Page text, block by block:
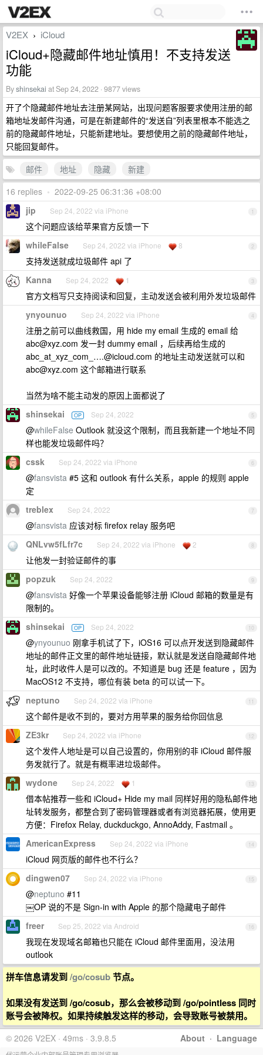
V2EX › iCloud
iCloud+隐藏邮件地址慎用！不支持发送
功能
Byshinsekai at Sep 24, 2022 · 9877 views
开了个隐藏邮件地址去注册某网站，出现问题客服要求使用注册的邮
箱地址发邮件沟通，可是在新建邮件的“发送自”列表里根本不能选之
前的隐藏邮件地址，只能新建地址。要想使用之前的隐藏邮件地址，
只能回复邮件。
邮件
地址 隐藏
新建
16 replies • 2022-09-25 06:31:36 +08:00
1
jip Sep 24, 2022 via iPhone
这个问题应该给苹果官方反馈一下
2
whileFalse Sep 24, 2022 via iPhone 8
支持发送就成垃圾邮件 api 了
3
Kanna Sep 24, 2022 1
官方文档写只支持阅读和回复，主动发送会被利用外发垃圾邮件
4
ynyounuo Sep 24, 2022 via iPhone
注册之前可以曲线救国，用 hide my email 生成的 email 给
abc@xyz.com 发一封 dummy email ，后续再给生成的
abc_at_xyz_com_….@icloud.com 的地址主动发送就可以和
abc@xyz.com 这个邮箱进行联系
当然为啥不能主动发的原因上面都说了
5
shinsekai OP Sep 24, 2022
@whileFalse Outlook 就没这个限制，而且我新建一个地址不同
样也能发垃圾邮件吗？
6
cssk Sep 24, 2022 via iPhone
@fansvista #5 这和 outlook 有什么关系，apple 的规则 apple
定
7
treblex Sep 24, 2022
@fansvista 应该对标 firefox relay 服务吧
8
QNLvw5fLfr7c Sep 24, 2022 via iPhone 2
让他发一封验证邮件的事
9
popzuk Sep 24, 2022
@fansvista 好像一个苹果设备能够注册 iCloud 邮箱的数量是有
限制的。
10
shinsekai OP Sep 24, 2022
@ynyounuo 刚拿手机试了下，iOS16 可以点开发送到隐藏邮件
地址的邮件正文里的邮件地址链接，默认就是发送自隐藏邮件地
址，此时收件人是可以改的。不知道是 bug 还是 feature ，因为
MacOS12 不支持，哪位有装 beta 的可以试一下。
11
neptuno Sep 24, 2022 via iPhone
这个邮件是收不到的，要对方用苹果的服务给你回信息
12
ZE3kr Sep 24, 2022 via iPhone
这个发件人地址是可以自己设置的，你用别的非 iCloud 邮件服
务发就行了。就是有概率进垃圾邮件。
13
wydone Sep 24, 2022 1
借本帖推荐一些和 iCloud+ Hide my mail 同样好用的隐私邮件地
址转发服务，都整合到了密码管理器或者有浏览器拓展，使用更
方便：Firefox Relay, duckduckgo, AnnoAddy, Fastmail 。
14
AmericanExpress Sep 24, 2022 via iPhone
iCloud 网页版的邮件也不行么？
15
dingwen07 Sep 24, 2022 via iPhone
@neptuno #11
￼OP 说的不是 Sign-in with Apple 的那个隐藏电子邮件
16
freer Sep 25, 2022 via Android
我现在发现域名邮箱也只能在 iCloud 邮件里面用，没法用
outlook
拼车信息请发到/go/cosub节点。
如果没有发送到 /go/cosub，那么会被移动到 /go/pointless 同时
账号会被降权。如果持续触发这样的移动，会导致账号被禁用。
About · Language
© 2026 V2EX · 49ms · 3.9.8.5